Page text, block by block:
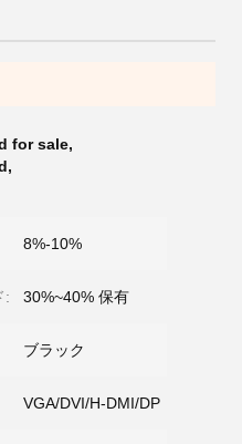
for sale,
,
8%-10%
: 30%~40% 保有
ブラック
VGA/DVI/H-DMI/DP